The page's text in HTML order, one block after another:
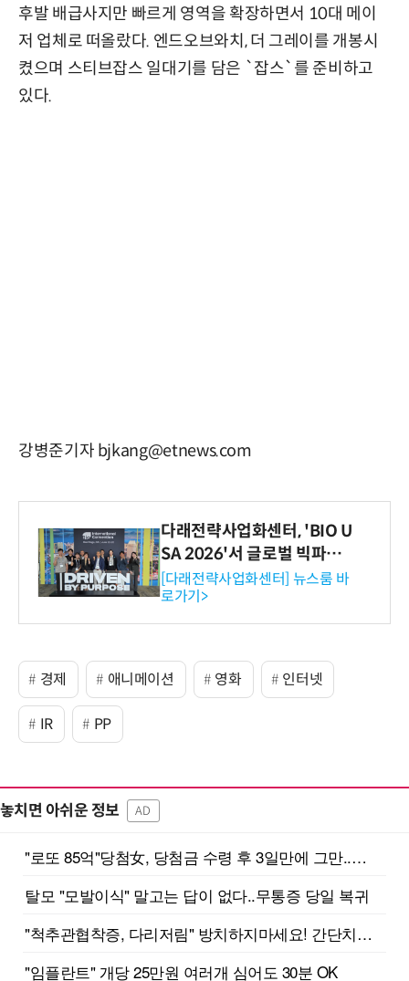
후발 배급사지만 빠르게 영역을 확장하면서 10대 메이
저 업체로 떠올랐다. 엔드오브와치, 더 그레이를 개봉시
켰으며 스티브잡스 일대기를 담은 `잡스`를 준비하고
있다.
강병준기자 bjkang@etnews.com
다래전략사업화센터, 'BIO U
SA 2026'서 글로벌 빅파마
와의 비즈니스 미팅 지원…K
-바이오 해외 진출 교두보 확
보
[다래전략사업화센터] 뉴스룸 바
로가기>
경제 애니메이션 영화 인터넷
IR PP
놓치면 아쉬운 정보 AD